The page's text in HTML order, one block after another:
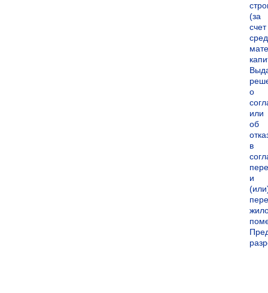
(за
счет
о
или
об
в
и